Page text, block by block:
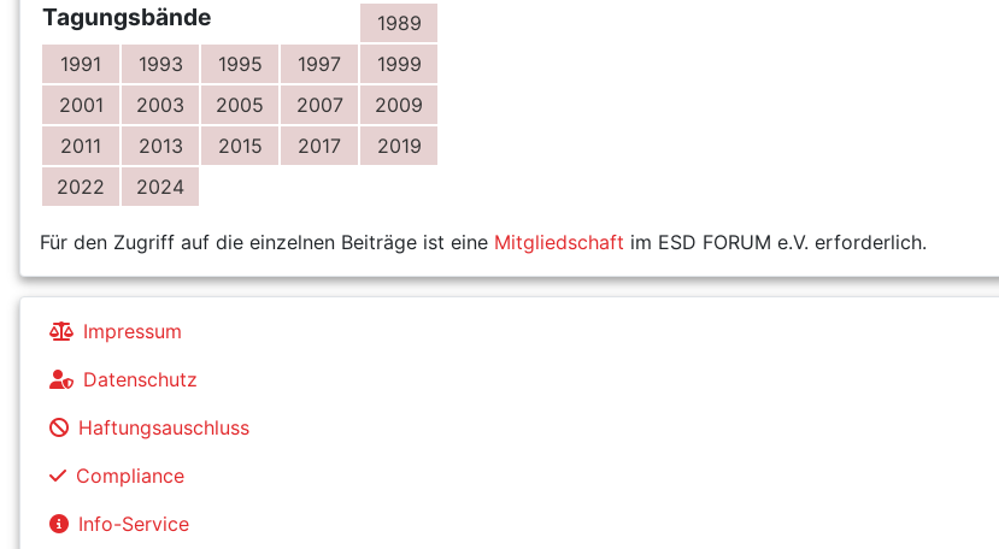
Tagungsbände
1989
1991
1993 1995 1997
1999
2001
2003 2005 2007
2009
2011
2013 2015 2017
2019
2022
2024
Für den Zugriff auf die einzelnen Beiträge ist eine Mitgliedschaft im ESD FORUM e.V. erforderlich.
Impressum
Datenschutz
Haftungsauschluss
Compliance
Info-Service